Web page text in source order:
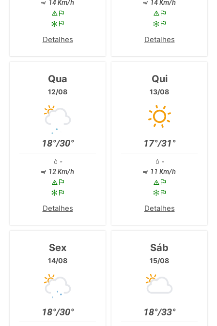
14 Km/h
Detalhes
14 Km/h
Detalhes
Qua
12/08
18°/30°
-
12 Km/h
Detalhes
Qui
13/08
17°/31°
-
11 Km/h
Detalhes
Sex
14/08
18°/30°
Sáb
15/08
18°/33°